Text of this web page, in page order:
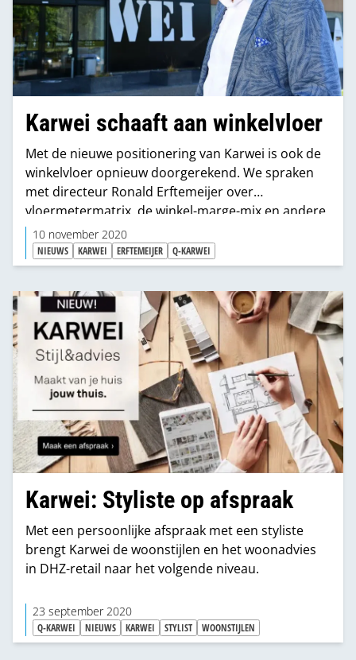
Karwei schaaft aan winkelvloer
Met de nieuwe positionering van Karwei is ook de
winkelvloer opnieuw doorgerekend. We spraken
met directeur Ronald Erftemeijer over
vloermetermatrix, de winkel-marge-mix en andere
details van die excercitie.
10 november 2020
NIEUWS KARWEI ERFTEMEIJER Q-KARWEI
Karwei: Styliste op afspraak
Met een persoonlijke afspraak met een styliste
brengt Karwei de woonstijlen en het woonadvies
in DHZ-retail naar het volgende niveau.
23 september 2020
Q-KARWEI NIEUWS KARWEI STYLIST WOONSTIJLEN